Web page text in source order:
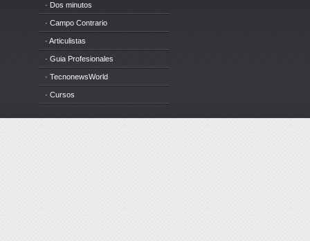
· Dos minutos
· Campo Contrario
· Articulistas
· Guia Profesionales
· TecnonewsWorld
· Cursos